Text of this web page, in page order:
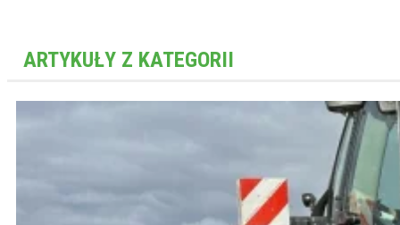
ARTYKUŁY Z KATEGORII